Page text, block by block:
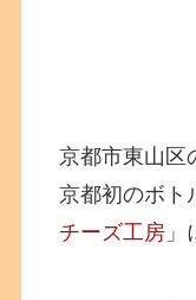
京都市東山区
京都初のボト
チーズ工房 」